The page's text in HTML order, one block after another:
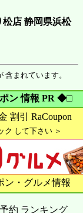
松店 静岡県浜松
まれています。
ン 情報 PR ◆□
割引 RaCoupon
ク して下さい ＞
ン・グルメ情報
予約 ランキング